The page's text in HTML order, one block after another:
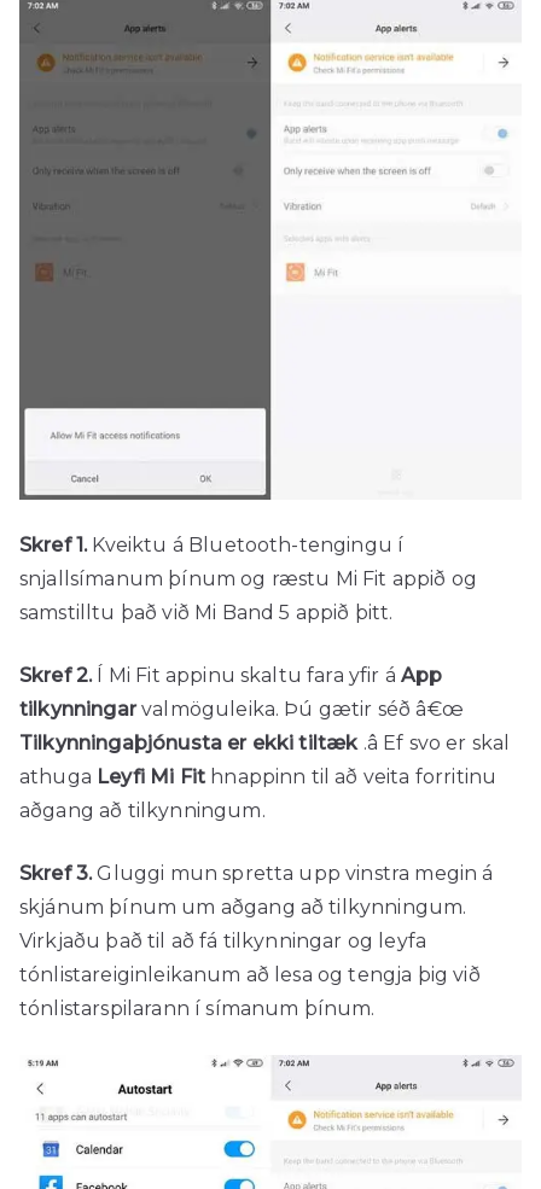
Skref 1.Kveiktu á Bluetooth-tengingu í
snjallsímanum þínum og ræstu Mi Fit appið og
samstilltu það við Mi Band 5 appið þitt.
Skref 2.Í Mi Fit appinu skaltu fara yfir áApp
tilkynningarvalmöguleika. Þú gætir séð â€œ
Tilkynningaþjónusta er ekki tiltæk.â Ef svo er skal
athuga Leyfi Mi Fit hnappinn til að veita forritinu
aðgang að tilkynningum.
Skref 3.Gluggi mun spretta upp vinstra megin á
skjánum þínum um aðgang að tilkynningum.
Virkjaðu það til að fá tilkynningar og leyfa
tónlistareiginleikanum að lesa og tengja þig við
tónlistarspilarann ​​í símanum þínum.